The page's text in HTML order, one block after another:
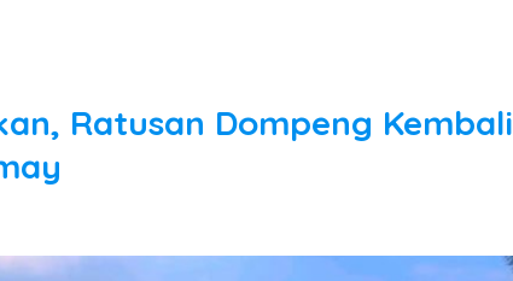
Ratusan Dompeng Kembali